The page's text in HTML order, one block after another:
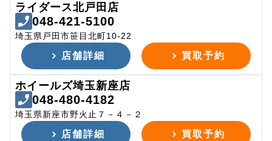
ライダース北戸田店
048-421-5100
埼玉県戸田市笹目北町10-22
店舗詳細 買取予約
ホイールズ埼玉新座店
048-480-4182
埼玉県新座市野火止７－４－２
店舗詳細 買取予約